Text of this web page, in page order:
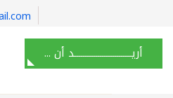
أريـــــــــــــــــــــــــــد أن ...